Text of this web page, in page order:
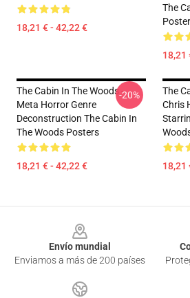
18,21 € - 42,22 €
The
18,21
The Cabin In The Woods -
Meta Horror Genre
Deconstruction The Cabin In
The Woods Posters
18,21 € - 42,22 €
-20%
The
Chris
18,21
Envío mundial
Enviamos a más de 200 países